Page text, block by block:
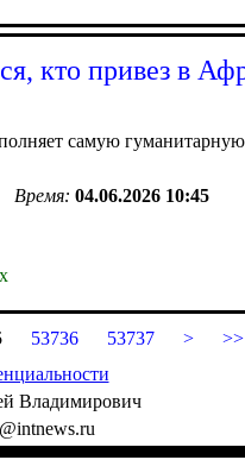
кто привез в
самую
Время: 04.06.2026 10:45
53736 53737 >
>>
Владимирович